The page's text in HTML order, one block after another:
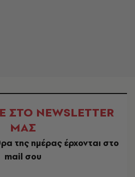
ΣΤΟ NEWSLETTER
ΜΑΣ
της ημέρας έρχονται στο
mail σου